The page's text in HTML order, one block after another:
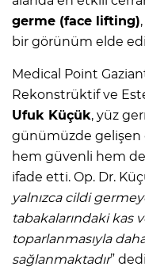
germe (face lifting)
bir görünüm elde
Medical Point
Rekonstrüktif ve
Ufuk Küçük, yüz
günümüzde gelişen
hem güvenli hem
ifade etti. Op. Dr.
yalnızca cildi
tabakalarındaki kas
toparlanmasıyla
sağlanmaktadır”